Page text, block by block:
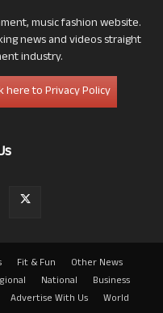
music fashion website.
news and videos straight
industry.
here to Privacy Policy
Fit & Fun
Other News
National
Business
Advertise With Us World